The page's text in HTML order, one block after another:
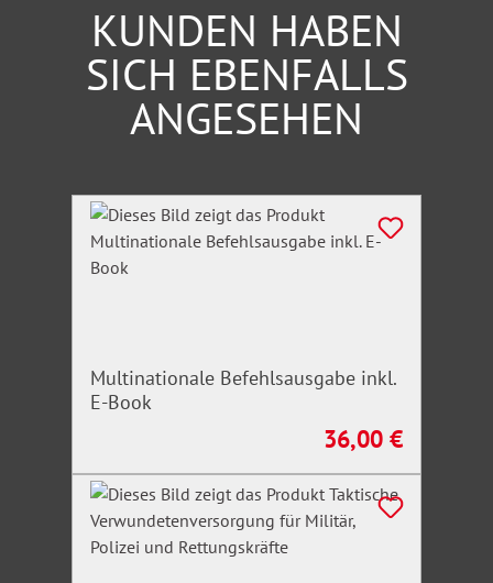
KUNDEN HABEN
SICH EBENFALLS
ANGESEHEN
Produktgalerie überspringen
Multinationale Befehlsausgabe inkl.
E-Book
Regulärer Preis:
36,00 €